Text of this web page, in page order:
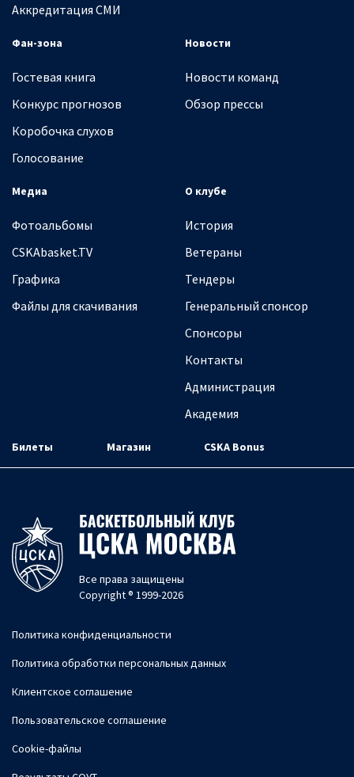
Аккредитация СМИ
Фан-зона
Гостевая книга
Конкурс прогнозов
Коробочка слухов
Голосование
Новости
Новости команд
Обзор прессы
Медиа
Фотоальбомы
CSKAbasket.TV
Графика
Файлы для скачивания
О клубе
История
Ветераны
Тендеры
Генеральный спонсор
Спонсоры
Контакты
Администрация
Академия
Билеты Магазин CSKA Bonus
Все права защищены
Copyright ® 1999-2026
Политика конфиденциальности
Политика обработки персональных данных
Клиентское соглашение
Пользовательское соглашение
Cookie-файлы